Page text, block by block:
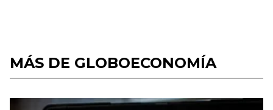
MÁS DE GLOBOECONOMÍA